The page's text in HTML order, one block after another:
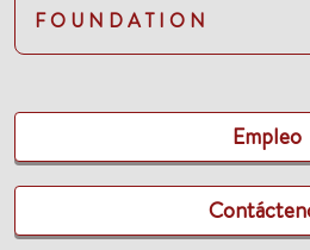
FOUNDATION
Empleo